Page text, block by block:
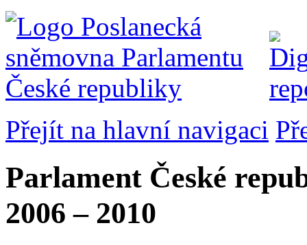
Přejít na hlavní navigaci
Parlament České
2006 – 2010